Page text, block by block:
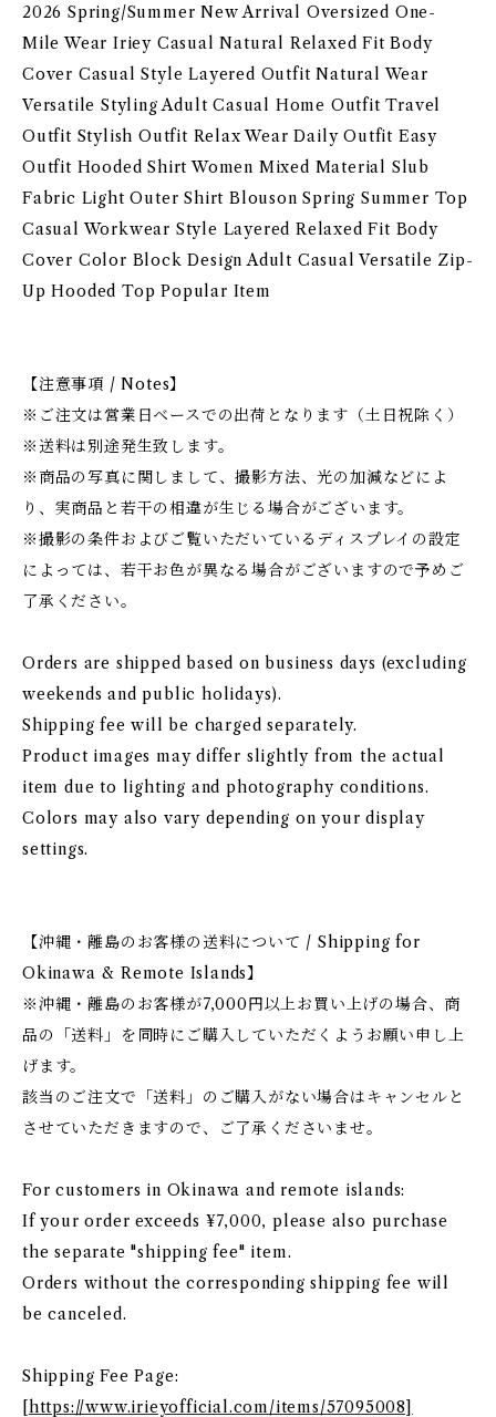
2026 Spring/Summer New Arrival Oversized One-
Mile Wear Iriey Casual Natural Relaxed Fit Body
Cover Casual Style Layered Outfit Natural Wear
Versatile Styling Adult Casual Home Outfit Travel
Outfit Stylish Outfit Relax Wear Daily Outfit Easy
Outfit Hooded Shirt Women Mixed Material Slub
Fabric Light Outer Shirt Blouson Spring Summer Top
Casual Workwear Style Layered Relaxed Fit Body
Cover Color Block Design Adult Casual Versatile Zip-
Up Hooded Top Popular Item
【注意事項 / Notes】
※ご注文は営業日ベースでの出荷となります（土日祝除く）
※送料は別途発生致します。
※商品の写真に関しまして、撮影方法、光の加減などによ
り、実商品と若干の相違が生じる場合がございます。
※撮影の条件およびご覧いただいているディスプレイの設定
によっては、若干お色が異なる場合がございますので予めご
了承ください。
Orders are shipped based on business days (excluding
weekends and public holidays).
Shipping fee will be charged separately.
Product images may differ slightly from the actual
item due to lighting and photography conditions.
Colors may also vary depending on your display
settings.
【沖縄・離島のお客様の送料について / Shipping for
Okinawa & Remote Islands】
※沖縄・離島のお客様が7,000円以上お買い上げの場合、商
品の「送料」を同時にご購入していただくようお願い申し上
げます。
該当のご注文で「送料」のご購入がない場合はキャンセルと
させていただきますので、ご了承くださいませ。
For customers in Okinawa and remote islands:
If your order exceeds ¥7,000, please also purchase
the separate "shipping fee" item.
Orders without the corresponding shipping fee will
be canceled.
Shipping Fee Page:
[https://www.irieyofficial.com/items/57095008]